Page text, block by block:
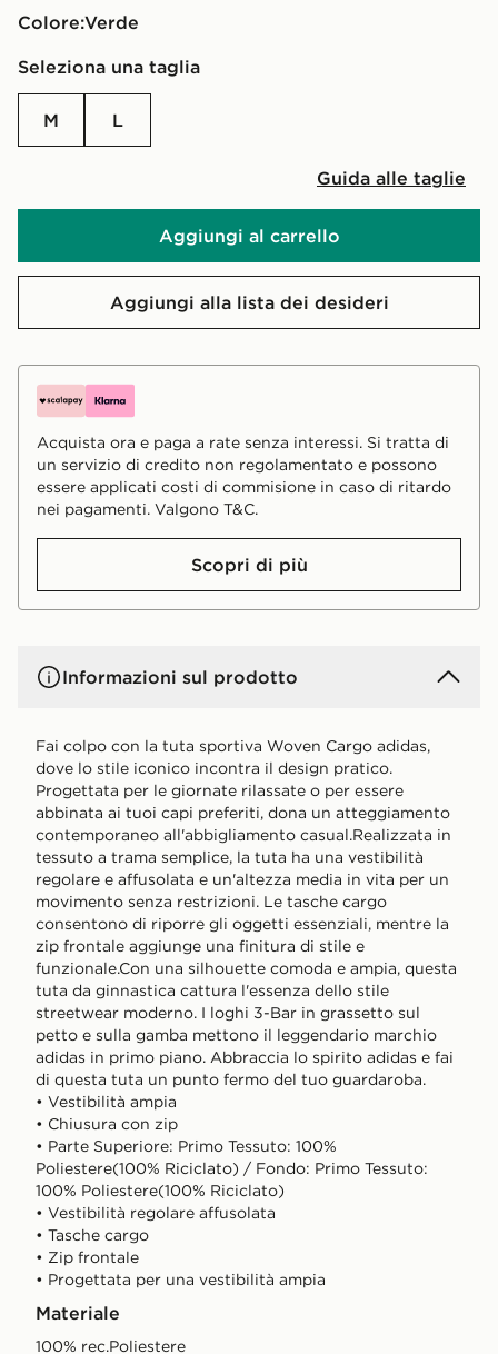
Colore: Verde
Seleziona una taglia
M L
Guida alle taglie
Aggiungi al carrello
Aggiungi alla lista dei desideri
Acquista ora e paga a rate senza interessi. Si tratta di
un servizio di credito non regolamentato e possono
essere applicati costi di commisione in caso di ritardo
nei pagamenti. Valgono T&C.
Scopri di più
Informazioni sul prodotto
Fai colpo con la tuta sportiva Woven Cargo adidas,
dove lo stile iconico incontra il design pratico.
Progettata per le giornate rilassate o per essere
abbinata ai tuoi capi preferiti, dona un atteggiamento
contemporaneo all'abbigliamento casual.Realizzata in
tessuto a trama semplice, la tuta ha una vestibilità
regolare e affusolata e un'altezza media in vita per un
movimento senza restrizioni. Le tasche cargo
consentono di riporre gli oggetti essenziali, mentre la
zip frontale aggiunge una finitura di stile e
funzionale.Con una silhouette comoda e ampia, questa
tuta da ginnastica cattura l'essenza dello stile
streetwear moderno. I loghi 3-Bar in grassetto sul
petto e sulla gamba mettono il leggendario marchio
adidas in primo piano. Abbraccia lo spirito adidas e fai
di questa tuta un punto fermo del tuo guardaroba.
• Vestibilità ampia
• Chiusura con zip
• Parte Superiore: Primo Tessuto: 100%
Poliestere(100% Riciclato) / Fondo: Primo Tessuto:
100% Poliestere(100% Riciclato)
• Vestibilità regolare affusolata
• Tasche cargo
• Zip frontale
• Progettata per una vestibilità ampia
Materiale
100% rec.Poliestere